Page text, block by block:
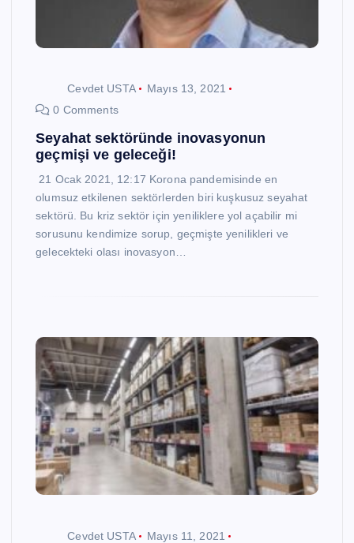
Cevdet USTA
Mayıs 13, 2021
0 Comments
Seyahat sektöründe inovasyonun
geçmişi ve geleceği!
21 Ocak 2021, 12:17 Korona pandemisinde en
olumsuz etkilenen sektörlerden biri kuşkusuz seyahat
sektörü. Bu kriz sektör için yeniliklere yol açabilir mi
sorusunu kendimize sorup, geçmişte yenilikleri ve
gelecekteki olası inovasyon…
Cevdet USTA
Mayıs 11, 2021